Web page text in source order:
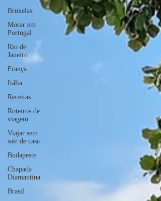
Bruxelas
Morar em
Portugal
Rio de
Janeiro
França
Itália
Receitas
Roteiros de
viagem
Viajar sem
sair de casa
Budapeste
Chapada
Diamantina
Brasil